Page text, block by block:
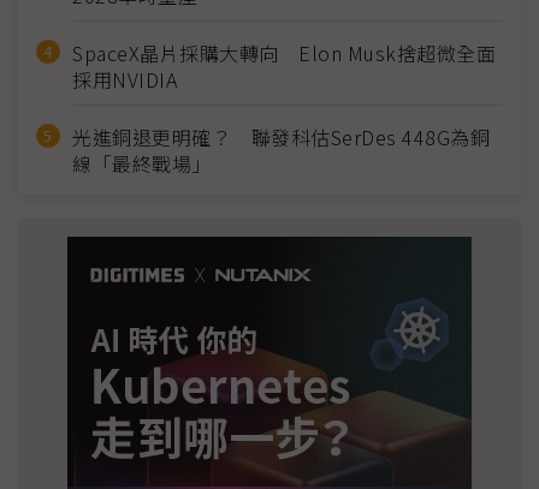
SpaceX晶片採購大轉向 Elon Musk捨超微全面
採用NVIDIA
光進銅退更明確？ 聯發科估SerDes 448G為銅
線「最終戰場」